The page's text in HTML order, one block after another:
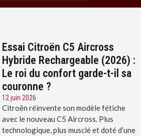
Essai Citroën C5 Aircross
Hybride Rechargeable (2026) :
Le roi du confort garde-t-il sa
couronne ?
12 juin 2026
Citroën réinvente son modèle fétiche
avec le nouveau C5 Aircross. Plus
technologique, plus musclé et doté d’une